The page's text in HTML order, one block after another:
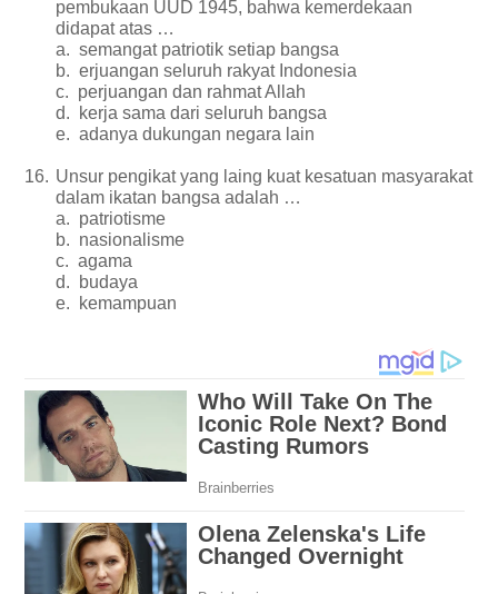
pembukaan UUD 1945, bahwa kemerdekaan
didapat atas …
a. semangat patriotik setiap bangsa
b. erjuangan seluruh rakyat Indonesia
c. perjuangan dan rahmat Allah
d.
kerja sama dari seluruh bangsa
e. adanya dukungan negara lain
16. Unsur pengikat yang laing kuat kesatuan masyarakat
dalam ikatan bangsa adalah …
a. patriotisme
b. nasionalisme
c. agama
d.
budaya
e.
kemampuan